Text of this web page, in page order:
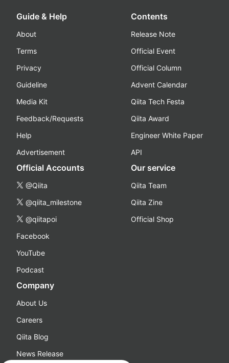
Guide & Help
About
Terms
Privacy
Guideline
Media Kit
Feedback/Requests
Help
Advertisement
Contents
Release Note
Official Event
Official Column
Advent Calendar
Qiita Tech Festa
Qiita Award
Engineer White Paper
API
Official Accounts
@Qiita
@qiita_milestone
@qiitapoi
Facebook
YouTube
Podcast
Our service
Qiita Team
Qiita Zine
Official Shop
Company
About Us
Careers
Qiita Blog
News Release